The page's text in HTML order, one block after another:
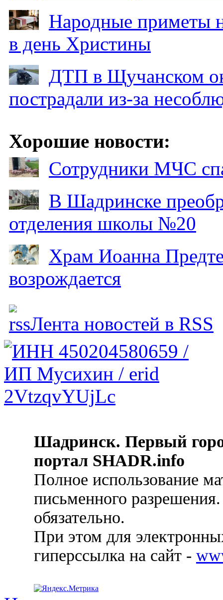
Народные приметы
в день Христины
ДТП в Щучанском
пострадали из-за
Хорошие новости:
Сотрудники МЧС
В Шадринске
отделения школы №20
Храм Иоанна
возрождается
Лента новостей в RSS
Шадринск. Первый
портал SHADR.info
Полное использование
письменного
обязательно.
При этом для
гиперссылка на сайт -